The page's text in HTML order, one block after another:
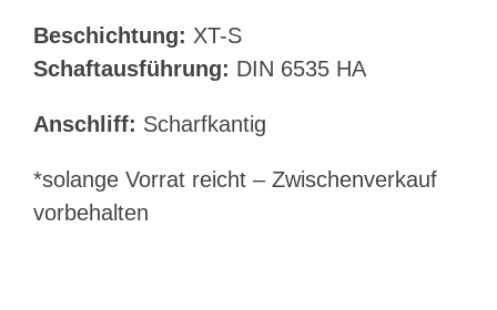
Beschichtung: XT-S
Schaftausführung: DIN 6535 HA
Anschliff: Scharfkantig
*solange Vorrat reicht – Zwischenverkauf
vorbehalten